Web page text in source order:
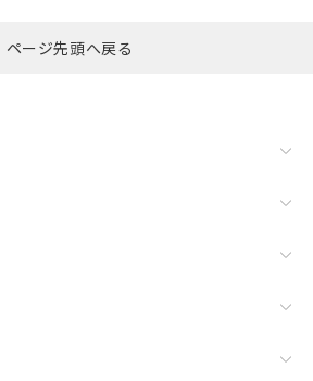
ページ先頭へ戻る